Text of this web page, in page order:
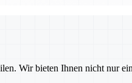
Wir bieten Ihnen nicht nur